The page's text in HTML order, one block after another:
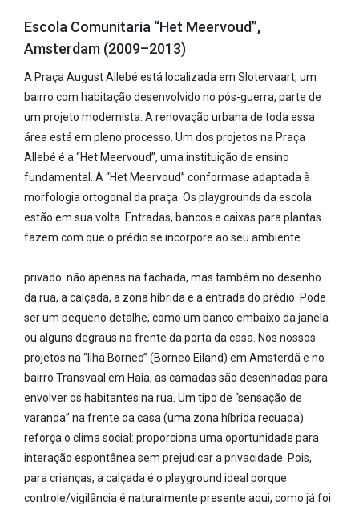
Escola Comunitaria “Het Meervoud”,
Amsterdam (2009–2013)
A Praça August Allebé está localizada em Slotervaart, um
bairro com habitação desenvolvido no pós-guerra, parte de
um projeto modernista. A renovação urbana de toda essa
área está em pleno processo. Um dos projetos na Praça
Allebé é a “Het Meervoud”, uma instituição de ensino
fundamental. A “Het Meervoud” conformase adaptada à
morfologia ortogonal da praça. Os playgrounds da escola
estão em sua volta. Entradas, bancos e caixas para plantas
fazem com que o prédio se incorpore ao seu ambiente.
privado: não apenas na fachada, mas também no desenho
da rua, a calçada, a zona híbrida e a entrada do prédio. Pode
ser um pequeno detalhe, como um banco embaixo da janela
ou alguns degraus na frente da porta da casa. Nos nossos
projetos na “Ilha Borneo” (Borneo Eiland) em Amsterdã e no
bairro Transvaal em Haia, as camadas são desenhadas para
envolver os habitantes na rua. Um tipo de “sensação de
varanda” na frente da casa (uma zona híbrida recuada)
reforça o clima social: proporciona uma oportunidade para
interação espontânea sem prejudicar a privacidade. Pois,
para crianças, a calçada é o playground ideal porque
controle/vigilância é naturalmente presente aqui, como já foi